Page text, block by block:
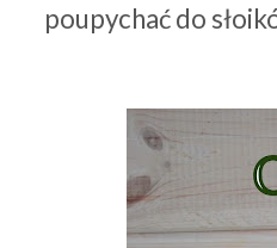
poupychać do